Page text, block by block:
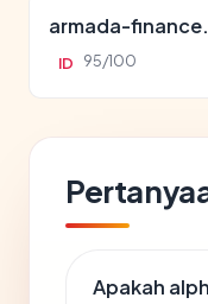
armada-
ID 95/100
Apakah